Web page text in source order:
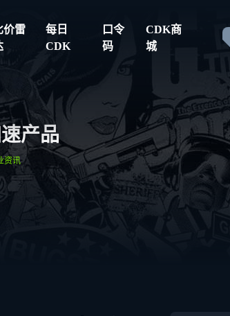
价雷
每日
CDK
口令
码
CDK商
城
产品
资讯